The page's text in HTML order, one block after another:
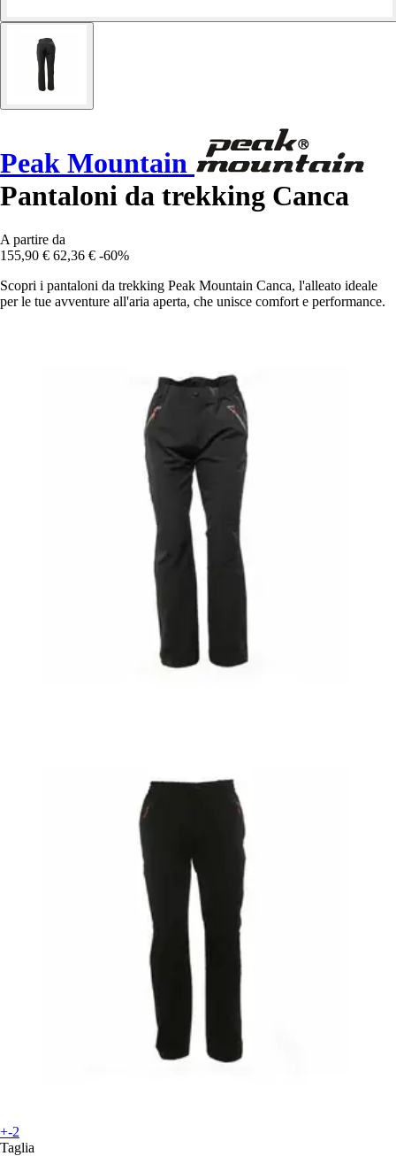
Peak Mountain
Pantaloni da trekking Canca
A partire da
155,90 € 62,36 € -60%
Scopri i pantaloni da trekking Peak Mountain Canca, l'alleato ideale
per le tue avventure all'aria aperta, che unisce comfort e performance.
+-2
Taglia